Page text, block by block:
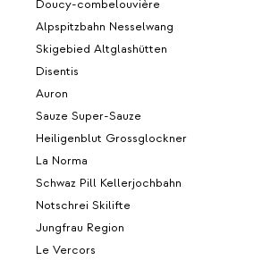
Doucy-combelouvière
Alpspitzbahn Nesselwang
Skigebied Altglashütten
Disentis
Auron
Sauze Super-Sauze
Heiligenblut Grossglockner
La Norma
Schwaz Pill Kellerjochbahn
Notschrei Skilifte
Jungfrau Region
Le Vercors